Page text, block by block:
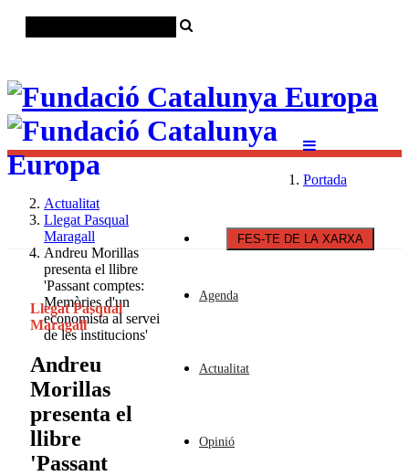
FES-TE DE LA XARXA
Agenda
Actualitat
Opinió
Portada
Actualitat
Llegat Pasqual
Maragall
Andreu Morillas
presenta el llibre
'Passant comptes:
Memòries d'un
economista al servei
de les institucions'
Llegat Pasqual
Maragall
Andreu
Morillas
presenta el
llibre
'Passant